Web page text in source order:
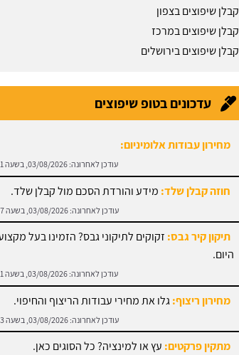
קבלן שיפוצים בצפון
קבלן שיפוצים במרכז
קבלן שיפוצים בירושלים
עדכונים בטופ שיפוצים
מחירון עבודות אלומיניום:
עודכן לאחרונה: 03/08/2026, בשעה 14:01
חוזה קבלן שלד: מידע והורדת הסכם מול קבלן שלד.
עודכן לאחרונה: 03/08/2026, בשעה 13:57
תיקון קיר גבס: זקוקים לתיקוני גבס? הזמינו בעל
היום.
עודכן לאחרונה: 03/08/2026, בשעה 13:51
מחירון ריצוף: גלו את מחירי עבודות הריצוף והחיפוי.
עודכן לאחרונה: 03/08/2026, בשעה 13:43
מתקין פרקטים: עץ או למינציה? כל הסוגים כאן.